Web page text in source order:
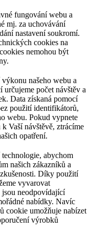
fungování webu a
mj. za uchovávání
nastavení soukromí.
cookies na
nemohou být
našeho webu a
počet návštěv a
Data získaná pomocí
použití identifikátorů,
webu. Pokud vypnete
Vaší návštěvě, ztrácíme
opatření.
abychom
našich zákazníků a
Díky použití
vyvarovat
neodpovídající
nabídky. Navíc
cookie umožňuje nabízet
výrobků